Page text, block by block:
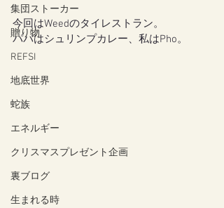
集団ストーカー
贈り物
REFSI
地底世界
蛇族
エネルギー
クリスマスプレゼント企画
裏ブログ
生まれる時
今回はWeedのタイレストラン。
パパはシュリンプカレー、私はPho。